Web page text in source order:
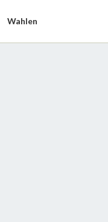
Wahlen